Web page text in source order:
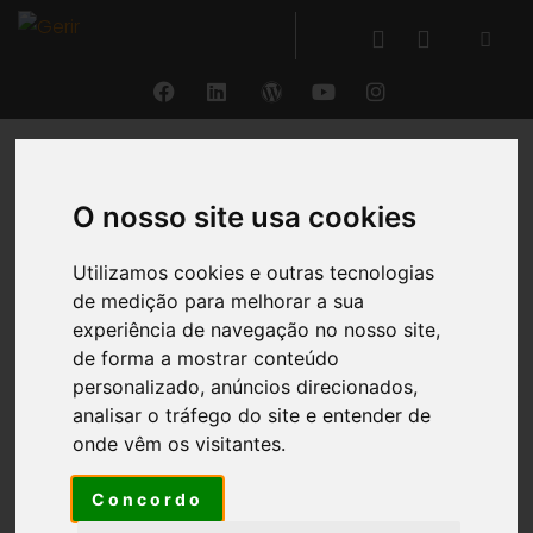
O nosso site usa cookies
Utilizamos cookies e outras tecnologias
de medição para melhorar a sua
experiência de navegação no nosso site,
de forma a mostrar conteúdo
personalizado, anúncios direcionados,
analisar o tráfego do site e entender de
onde vêm os visitantes.
Concordo
Gestão de Investimentos
Fornece umavisão geral dos investimentos
permitindo ocontrolo total
assegurando a fiabilidade da informação
garantido ocumprimento das regras aplicáveis
possibilitando umagestão de cadastro
segura e emtempo real